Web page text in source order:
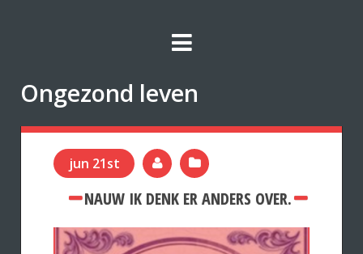
Ongezond leven
jun 21st
NAUW IK DENK ER ANDERS OVER.